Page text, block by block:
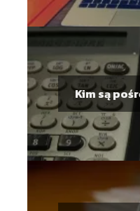
Kim są